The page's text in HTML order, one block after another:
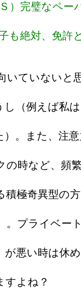
）完璧なペー
も絶対、免許
いていないと
（例えば私
。また、注
の時など、頻
積極奇異型の
。プライベー
が悪い時は休
すよね？